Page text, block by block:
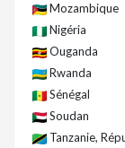
Mozambique
Nigéria
Ouganda
Rwanda
Sénégal
Soudan
Tanzanie,